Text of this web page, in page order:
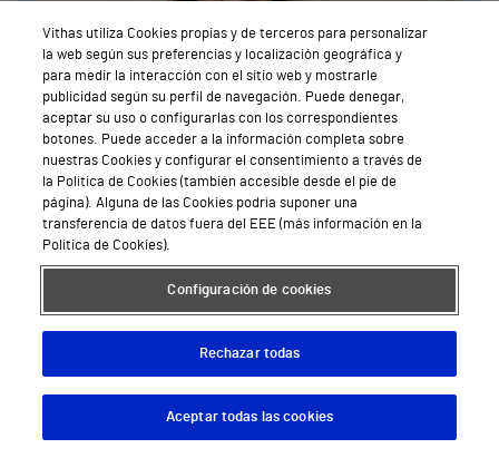
Dra. Elena Contel Ballesteros
Hospital Vithas Valencia 9 de Octubre
Pedir Cita
Descargar App
Vithas utiliza Cookies propias y de terceros para personalizar
la web según sus preferencias y localización geográfica y
para medir la interacción con el sitio web y mostrarle
publicidad según su perfil de navegación. Puede denegar,
aceptar su uso o configurarlas con los correspondientes
botones. Puede acceder a la información completa sobre
nuestras Cookies y configurar el consentimiento a través de
la Política de Cookies (también accesible desde el pie de
página). Alguna de las Cookies podría suponer una
transferencia de datos fuera del EEE (más información en la
Política de Cookies).
Configuración de cookies
Rechazar todas
Aceptar todas las cookies